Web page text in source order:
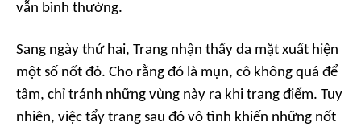
vẫn bình thường.
Sang ngày thứ hai, Trang nhận thấy da mặt xuất hiện
một số nốt đỏ. Cho rằng đó là mụn, cô không quá để
tâm, chỉ tránh những vùng này ra khi trang điểm. Tuy
nhiên, việc tẩy trang sau đó vô tình khiến những nốt